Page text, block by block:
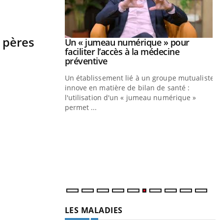
Youtube Youtube
Un « jumeau numérique » pour
faciliter l’accès à la médecine
préventiveYoutube
Un établissement lié à un groupe mutualiste
innove en matière de bilan de santé :
l'utilisation d'un « jumeau numérique »
permet ...
LES MALADIES